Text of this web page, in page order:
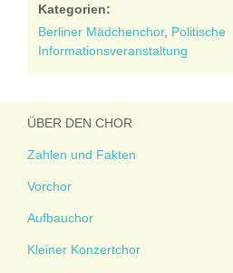
Kategorien:
Berliner Mädchenchor, Politische
Informationsveranstaltung
ÜBER DEN CHOR
Zahlen und Fakten
Vorchor
Aufbauchor
Kleiner Konzertchor